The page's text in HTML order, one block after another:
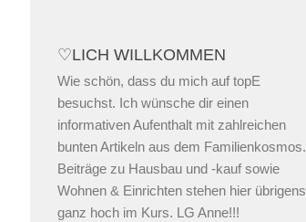
♡LICH WILLKOMMEN
Wie schön, dass du mich auf topE
besuchst. Ich wünsche dir einen
informativen Aufenthalt mit zahlreichen
bunten Artikeln aus dem Familienkosmos.
Beiträge zu Hausbau und -kauf sowie
Wohnen & Einrichten stehen hier übrigens
ganz hoch im Kurs. LG Anne!!!